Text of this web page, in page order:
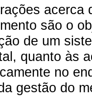
acerca
são o
de um
quanto às
no
gestão do